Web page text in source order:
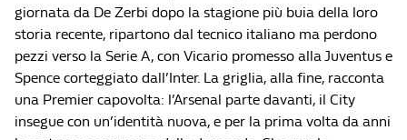
giornata da De Zerbi dopo la stagione più buia della loro
storia recente, ripartono dal tecnico italiano ma perdono
pezzi verso la Serie A, con Vicario promesso alla Juventus e
Spence corteggiato dall’Inter. La griglia, alla fine, racconta
una Premier capovolta: l’Arsenal parte davanti, il City
insegue con un’identità nuova, e per la prima volta da anni